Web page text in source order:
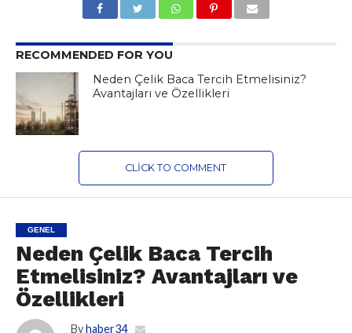
RECOMMENDED FOR YOU
Neden Çelik Baca Tercih Etmelisiniz?
Avantajları ve Özellikleri
CLICK TO COMMENT
GENEL
Neden Çelik Baca Tercih
Etmelisiniz? Avantajları ve
Özellikleri
By haber34